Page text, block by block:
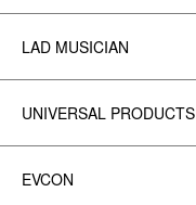
LAD MUSICIAN
UNIVERSAL PRODUCTS
EVCON